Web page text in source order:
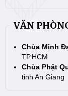
VĂN
Chùa Minh
TP.HCM
Chùa Phật
tỉnh An Giang